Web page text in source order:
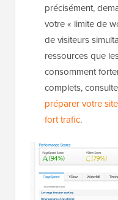
précisément,
votre « limite de
de visiteurs
ressources que
consomment
complets,
préparer votre
fort trafic.